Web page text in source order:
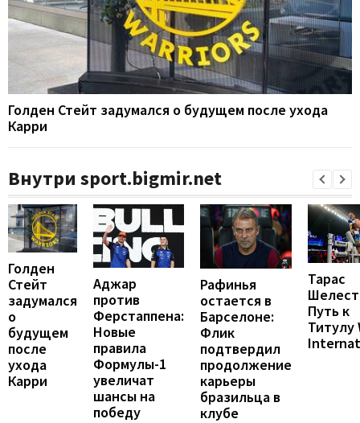
Голден Стейт задумался о будущем после ухода
Карри
Внутри sport.bigmir.net
Голден
Стейт
задумался
о
будущем
после
ухода
Карри
Аджар
против
Ферстаппена:
Новые
правила
Формулы-1
увеличат
шансы на
победу
Рафинья
остается в
Барселоне:
Флик
подтвердил
продолжение
карьеры
бразильца в
клубе
Тарас
Путь к
Титулу